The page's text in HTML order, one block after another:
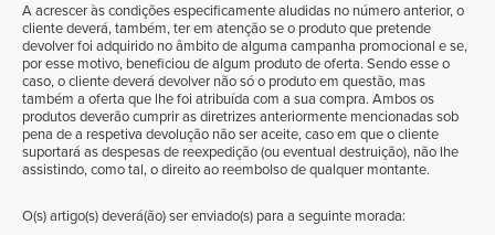
A acrescer às condições especificamente aludidas no número anterior, o
cliente deverá, também, ter em atenção se o produto que pretende
devolver foi adquirido no âmbito de alguma campanha promocional e se,
por esse motivo, beneficiou de algum produto de oferta. Sendo esse o
caso, o cliente deverá devolver não só o produto em questão, mas
também a oferta que lhe foi atribuída com a sua compra. Ambos os
produtos deverão cumprir as diretrizes anteriormente mencionadas sob
pena de a respetiva devolução não ser aceite, caso em que o cliente
suportará as despesas de reexpedição (ou eventual destruição), não lhe
assistindo, como tal, o direito ao reembolso de qualquer montante.
O(s) artigo(s) deverá(ão) ser enviado(s) para a seguinte morada: